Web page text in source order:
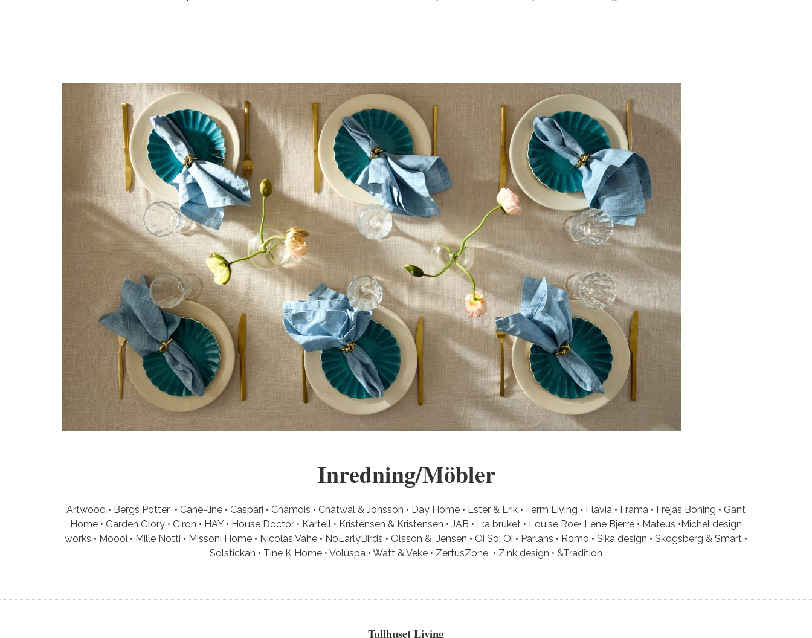
Inredning/Möbler
Artwood • Bergs Potter • Cane-line • Caspari • Chamois • Chatwal & Jonsson • Day Home • Ester & Erik • Ferm Living • Flavia • Frama • Frejas Boning • Gant
Home • Garden Glory • Giron • HAY • House Doctor • Kartell • Kristensen & Kristensen • JAB • L:a bruket • Louise Roe• Lene Bjerre • Mateus •Michel design
works • Moooi • Mille Notti • Missoni Home • Nicolas Vahé • NoEarlyBirds • Olsson & Jensen • Oi Soi Oi • Pärlans • Romo • Sika design • Skogsberg & Smart •
Solstickan • Tine K Home • Voluspa • Watt & Veke • ZertusZone • Zink design • &Tradition
Tullhuset Living